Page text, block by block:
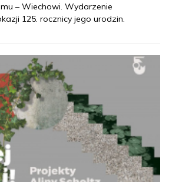
– Wiechowi. Wydarzenie
125. rocznicy jego urodzin.